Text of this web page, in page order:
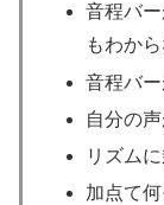
音程バ
もわか
音程バ
自分の
リズム
加点て